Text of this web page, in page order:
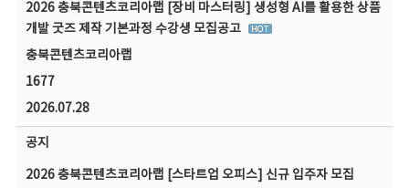
2026 충북콘텐츠코리아랩 [장비 마스터링] 생성형 AI를 활용한 상품
개발 굿즈 제작 기본과정 수강생 모집공고
충북콘텐츠코리아랩
1677
2026.07.28
공지
2026 충북콘텐츠코리아랩 [스타트업 오피스] 신규 입주자 모집